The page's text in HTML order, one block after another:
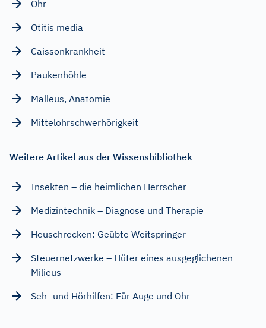
Ohr
Otitis media
Caissonkrankheit
Paukenhöhle
Malleus, Anatomie
Mittelohrschwerhörigkeit
Weitere Artikel aus der Wissensbibliothek
Insekten – die heimlichen Herrscher
Medizintechnik – Diagnose und Therapie
Heuschrecken: Geübte Weitspringer
Steuernetzwerke – Hüter eines ausgeglichenen
Milieus
Seh- und Hörhilfen: Für Auge und Ohr